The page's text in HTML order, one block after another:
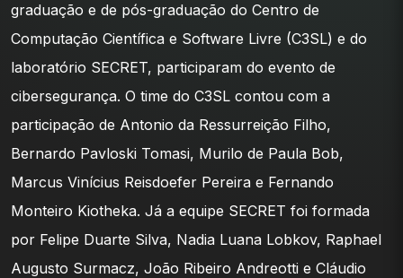
graduação e de pós-graduação do Centro de
Computação Científica e Software Livre (C3SL) e do
laboratório SECRET, participaram do evento de
cibersegurança. O time do C3SL contou com a
participação de Antonio da Ressurreição Filho,
Bernardo Pavloski Tomasi, Murilo de Paula Bob,
Marcus Vinícius Reisdoefer Pereira e Fernando
Monteiro Kiotheka. Já a equipe SECRET foi formada
por Felipe Duarte Silva, Nadia Luana Lobkov, Raphael
Augusto Surmacz, João Ribeiro Andreotti e Cláudio